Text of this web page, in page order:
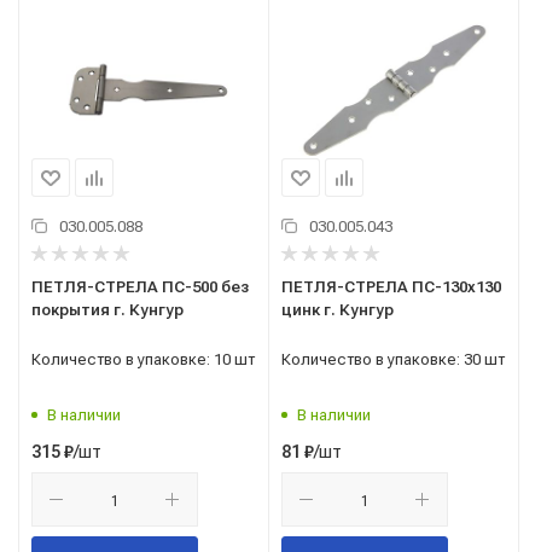
030.005.088
ПЕТЛЯ-СТРЕЛА ПС-500 без
покрытия г. Кунгур
Количество в упаковке: 10 шт
В наличии
315₽/шт
030.005.043
ПЕТЛЯ-СТРЕЛА ПС-130х130
цинк г. Кунгур
Количество в упаковке: 30 шт
В наличии
81 ₽/шт